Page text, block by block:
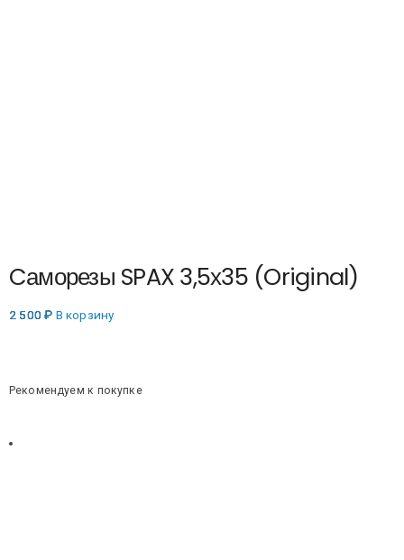
Cаморезы SPAX 3,5х35 (Original)
2 500₽ В корзину
Рекомендуем к покупке